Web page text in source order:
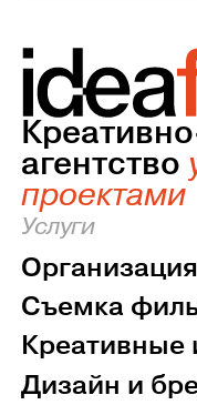
агентство
проектами
Услуги
Съемка
Креативные
Дизайн и